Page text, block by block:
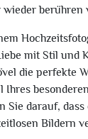
wieder berühren
mit Stil und
die perfekte
Ihres
Sie darauf, dass
Bildern